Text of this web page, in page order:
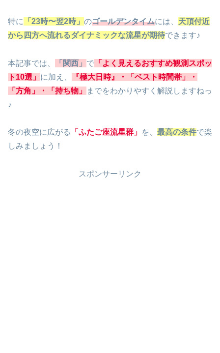
特に 「23時〜翌2時」 のゴールデンタイムには、 天頂付近
から四方へ流れるダイナミックな流星が期待できます♪
本記事では、 「関西」 で 「よく見えるおすすめ観測スポッ
ト10選」 に加え、
『極大日時』・「ベスト時間帯」・
「方角」・「持ち物」
までをわかりやすく解説しますねっ
♪
冬の夜空に広がる 「ふたご座流星群」 を、 最高の条件で楽
しみましょう！
スポンサーリンク